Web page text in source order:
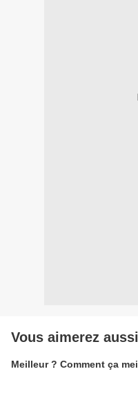
Vous aimerez aussi
Meilleur ? Comment ça